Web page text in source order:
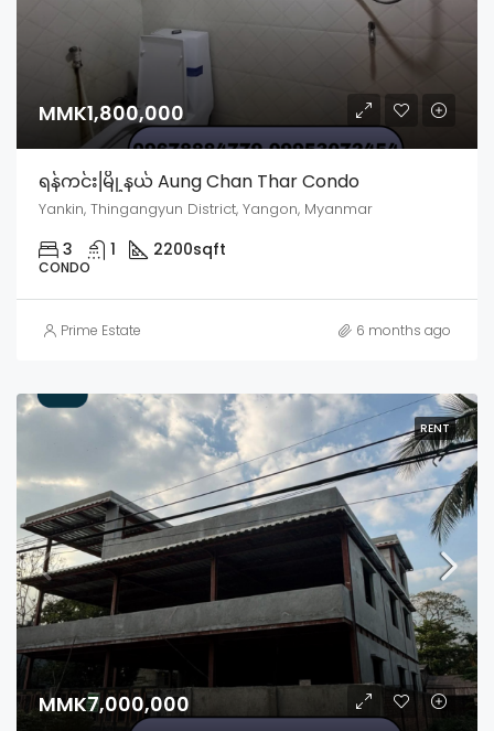
MMK1,800,000
ရန်ကင်းမြို့နယ် Aung Chan Thar Condo
Yankin, Thingangyun District, Yangon, Myanmar
3 1 2200sqft
CONDO
Prime Estate 6 months ago
RENT
MMK7,000,000